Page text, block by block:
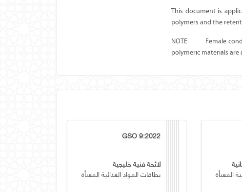
This document is
polymers and the
NOTE
Female
polymeric materials are
المعبأة
GSO 9:2022
لائحة فنية خليجية
بطاقات المواد الغذائية المعبأة